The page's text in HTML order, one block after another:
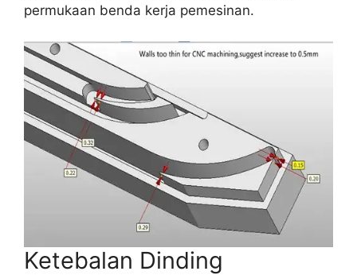
permukaan benda kerja pemesinan.
Ketebalan Dinding